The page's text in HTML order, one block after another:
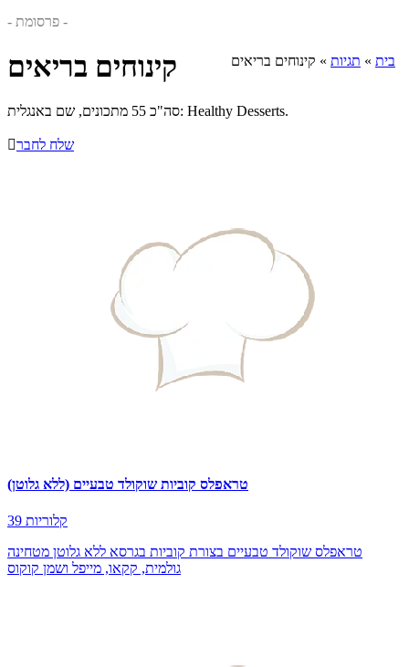
- פרסומת -
בית » תגיות » קינוחים בריאים קינוחים בריאים
סה"כ 55 מתכונים, שם באנגלית: Healthy Desserts.
שלח לחבר
טראפלס קוביות שוקולד טבעיים (ללא גלוטן)
39 קלוריות
טראפלס שוקולד טבעיים בצורת קוביות בגרסא ללא גלוטן מטחינה
גולמית, קקאו, מייפל ושמן קוקוס